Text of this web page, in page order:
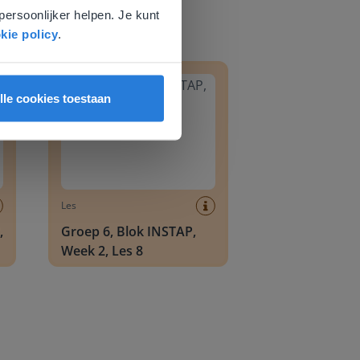
helpen. Je kunt
policy.
cookies toestaan
Les
Groep 6, Blok INSTAP,
Week 2, Les 8